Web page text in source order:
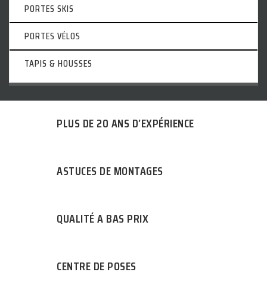
PORTES SKIS
PORTES VÉLOS
TAPIS & HOUSSES
PLUS DE 20 ANS D’EXPÉRIENCE
ASTUCES DE MONTAGES
QUALITÉ A BAS PRIX
CENTRE DE POSES